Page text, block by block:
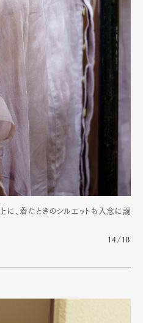
に、着たときのシルエットも入念に調
14/18